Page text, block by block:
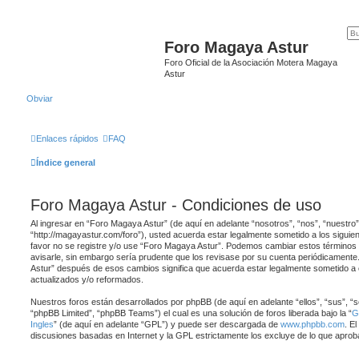
Foro Magaya Astur
Foro Oficial de la Asociación Motera Magaya
Astur
Obviar
Enlaces rápidos FAQ
Índice general
Foro Magaya Astur - Condiciones de uso
Al ingresar en “Foro Magaya Astur” (de aquí en adelante “nosotros”, “nos”,
“http://magayastur.com/foro”), usted acuerda estar legalmente sometido a los
favor no se registre y/o use “Foro Magaya Astur”. Podemos cambiar estos
avisarle, sin embargo sería prudente que los revisase por su cuenta
Astur” después de esos cambios significa que acuerda estar legalmente sometido
actualizados y/o reformados.
Nuestros foros están desarrollados por phpBB (de aquí en adelante “ellos”, “sus”,
“phpBB Limited”, “phpBB Teams”) el cual es una solución de foros liberada bajo la “
Ingles” (de aquí en adelante “GPL”) y puede ser descargada de www.phpbb.com .
discusiones basadas en Internet y la GPL estrictamente los excluye de lo que